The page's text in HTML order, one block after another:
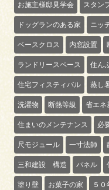
お施主様邸見学会 スタン
ドッグランのある家 ニッ
ベースクロス 内窓設置
ランドリースペース 住ん
住宅フィスティバル 蒸し
洗濯物 断熱等級 省エネ
住まいのメンテナンス 必
尺モジュール 一寸法師
三和建設 構造 パネル
塗り壁 お菓子の家 ５